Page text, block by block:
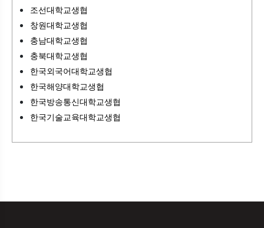
조선대학교생협
창원대학교생협
충남대학교생협
충북대학교생협
한국외국어대학교생협
한국해양대학교생협
한국방송통신대학교생협
한국기술교육대학교생협